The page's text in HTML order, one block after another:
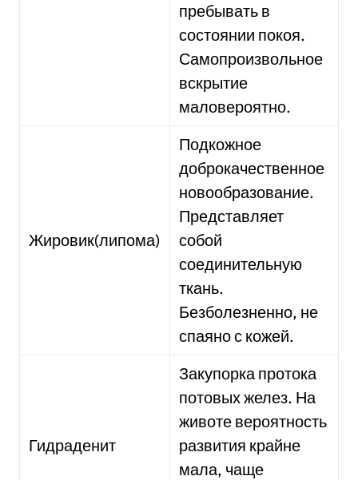
пребывать в
состоянии покоя.
Самопроизвольное
вскрытие
маловероятно.
Жировик(липома)
Подкожное
доброкачественное
новообразование.
Представляет
собой
соединительную
ткань.
Безболезненно, не
спаяно с кожей.
Гидраденит
Закупорка протока
потовых желез. На
животе вероятность
развития крайне
мала, чаще